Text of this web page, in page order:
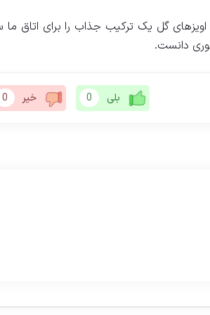
گل یک ترکیب جذاب را برای اتاق ما
دانست.
بلی 0 خیر 0